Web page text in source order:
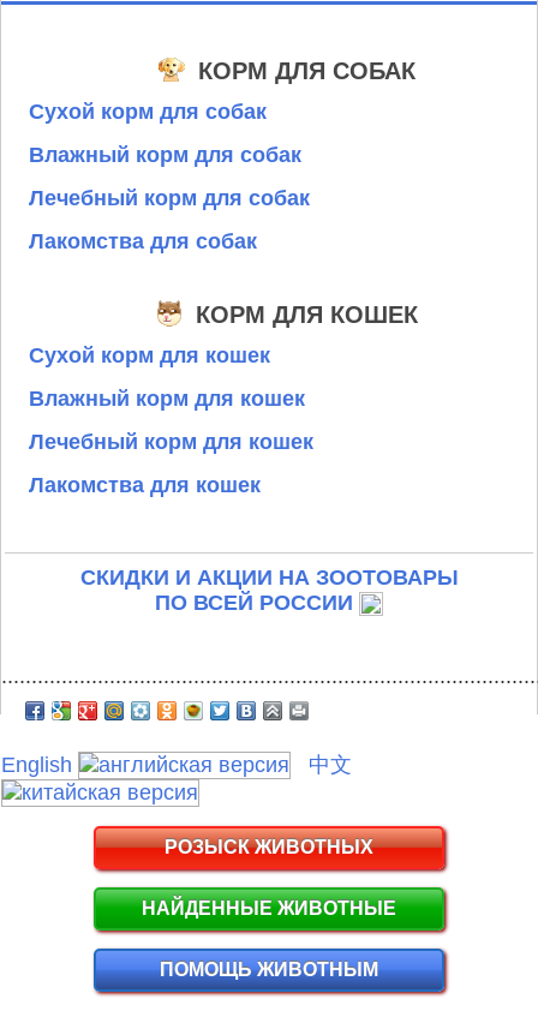
КОРМ ДЛЯ СОБАК
Сухой корм для собак
Влажный корм для собак
Лечебный корм для собак
Лакомства для собак
КОРМ ДЛЯ КОШЕК
Сухой корм для кошек
Влажный корм для кошек
Лечебный корм для кошек
Лакомства для кошек
СКИДКИ И АКЦИИ НА ЗООТОВАРЫ
ПО ВСЕЙ РОССИИ
English 中文
РОЗЫСК ЖИВОТНЫХ
НАЙДЕННЫЕ ЖИВОТНЫЕ
ПОМОЩЬ ЖИВОТНЫМ